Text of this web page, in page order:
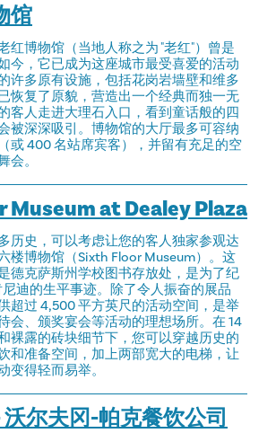
馆
红博物馆（当地人称之为 "老红"）曾是
今，它已成为这座城市最受喜爱的活动
许多原有设施，包括花岗岩墙壁和维多
恢复了原貌，营造出一个经典而独一无
客人走进大理石入口，看到童话般的四
被深深吸引。博物馆的大厅最多可容纳
或 400 名站席宾客），并留有充足的空
会。
Museum at Dealey Plaza
历史，可以考虑让您的客人独家参观达
楼博物馆（Sixth Floor Museum）。这
德克萨斯州学校图书存放处，是为了纪
迪的生平事迹。除了令人振奋的展品
超过 4,500 平方英尺的活动空间，是举
会、颁奖宴会等活动的理想场所。在 14
裸露的砖块细节下，您可以穿越历史的
和准备空间，加上两部宽大的电梯，让
变得轻而易举。
尔夫冈-帕克餐饮公司